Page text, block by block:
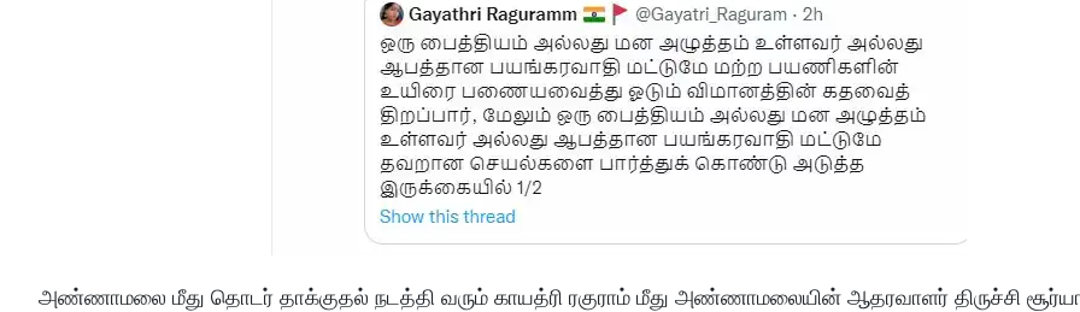
அண்ணாமலை மீது தொடர் தாக்குதல் நடத்தி வரும் காயத்ரி ரகுராம் மீது அண்ணாமலையின் ஆதரவாளர் திருச்சி சூர்யா